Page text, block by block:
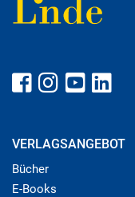
VERLAGSANGEBOT
Bücher
E-Books